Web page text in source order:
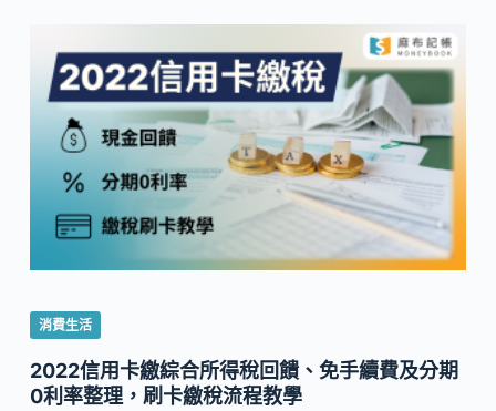
消費生活
2022信用卡繳綜合所得稅回饋、免手續費及分期
0利率整理，刷卡繳稅流程教學